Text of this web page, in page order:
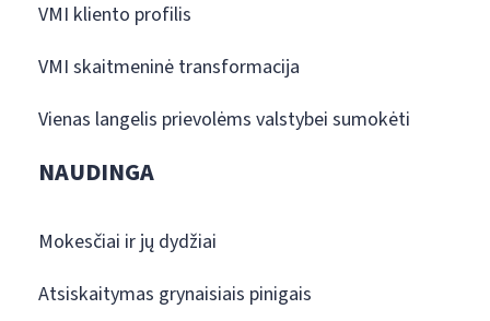
VMI kliento profilis
VMI skaitmeninė transformacija
Vienas langelis prievolėms valstybei sumokėti
NAUDINGA
Mokesčiai ir jų dydžiai
Atsiskaitymas grynaisiais pinigais